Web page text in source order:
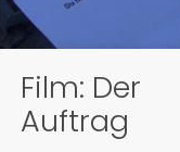
Film: Der
Auftrag